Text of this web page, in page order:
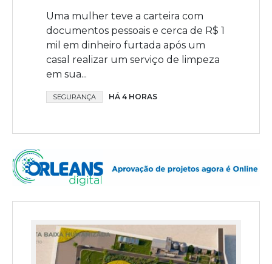
Uma mulher teve a carteira com
documentos pessoais e cerca de R$ 1
mil em dinheiro furtada após um
casal realizar um serviço de limpeza
em sua...
SEGURANÇA HÁ 4 HORAS